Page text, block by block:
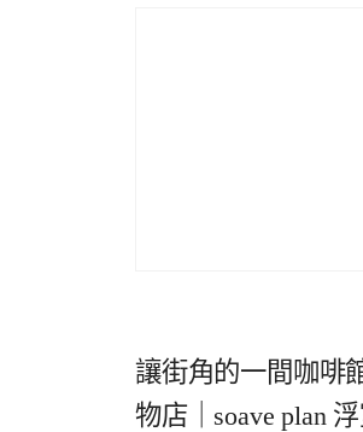
讓街角的一間咖啡
物店｜soave plan